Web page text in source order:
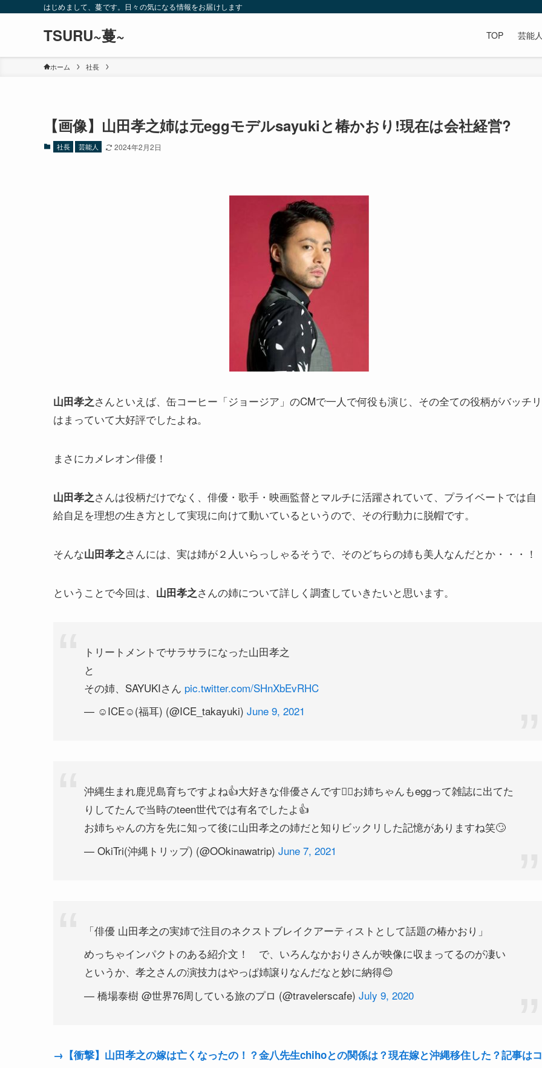
はじめまして、蔓です。日々の気になる情報をお届けします
TSURU~蔓~ TOP 芸能
ホーム 社長
【画像】山田孝之姉は元eggモデルsayukiと椿かおり!現在は会社経営?
社長 芸能人 2024年2月2日
山田孝之さんといえば、缶コーヒー「ジョージア」のCMで一人で何役も演じ、その全ての役柄がバッチリ
はまっていて大好評でしたよね。
まさにカメレオン俳優！
山田孝之さんは役柄だけでなく、俳優・歌手・映画監督とマルチに活躍されていて、プライベートでは自
給自足を理想の生き方として実現に向けて動いているというので、その行動力に脱帽です。
そんな山田孝之さんには、実は姉が２人いらっしゃるそうで、そのどちらの姉も美人なんだとか・・・！
ということで今回は、 山田孝之さんの姉について詳しく調査していきたいと思います。
トリートメントでサラサラになった山田孝之
と
その姉、SAYUKIさん pic.twitter.com/SHnXbEvRHC
— ☺︎ICE☺︎(福耳) (@ICE_takayuki) June 9, 2021
沖縄生まれ鹿児島育ちですよね👍大好きな俳優さんです🙆‍♀️お姉ちゃんもeggって雑誌に出てた
りしてたんで当時のteen世代では有名でしたよ👍
お姉ちゃんの方を先に知って後に山田孝之の姉だと知りビックリした記憶がありますね笑🙄
— OkiTri(沖縄トリップ) (@OOkinawatrip) June 7, 2021
「俳優 山田孝之の実姉で注目のネクストブレイクアーティストとして話題の椿かおり」
めっちゃインパクトのある紹介文！ で、いろんなかおりさんが映像に収まってるのが凄い
というか、孝之さんの演技力はやっぱ姉譲りなんだなと妙に納得😊
— 橋場泰樹 @世界76周している旅のプロ (@travelerscafe) July 9, 2020
→【衝撃】山田孝之の嫁は亡くなったの！？金八先生chihoとの関係は？現在嫁と沖縄移住した？記事はコ